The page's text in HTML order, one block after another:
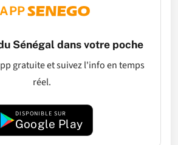
Sénégal dans votre poche
gratuite et suivez l'info en temps
réel.
DISPONIBLE SUR
Google Play